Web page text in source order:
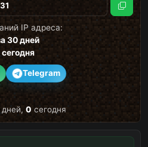
IP адреса:
30 дней
сегодня
Telegram
0 сегодня